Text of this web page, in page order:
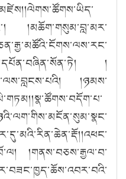
།མཆོག་གསུམ་བླ་མར་
།
།ཉམས་
།གནས་བཅས་རྒྱལ་བ་